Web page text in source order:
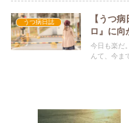
うつ病日誌
【うつ
ロ』に向
今日も楽だ
んて、今ま